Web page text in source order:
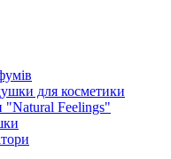
для косметики
"Natural Feelings"